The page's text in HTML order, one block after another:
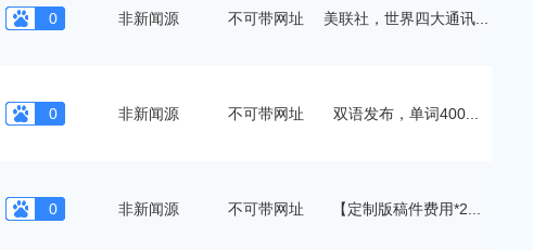
0 非新闻源 不可带网址 美联社，世界四大通讯...
0 非新闻源 不可带网址 双语发布，单词400...
0 非新闻源 不可带网址 【定制版稿件费用*2...